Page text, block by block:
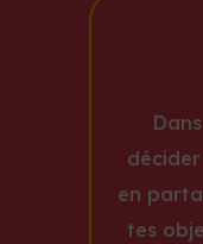
en
tes